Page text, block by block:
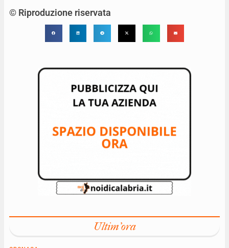
© Riproduzione riservata
Ultim'ora